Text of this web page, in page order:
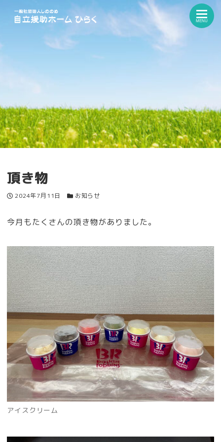
MENU
頂き物
投稿日
2024年7月11日 カテゴリー
お知らせ
今月もたくさんの頂き物がありました。
アイスクリーム